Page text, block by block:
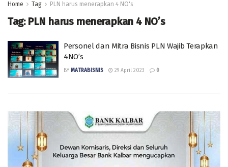
Home Tag PLN harus menerapkan 4 NO's
Tag: PLN harus menerapkan 4 NO’s
Personel dan Mitra Bisnis PLN Wajib Terapkan
4NO’s
BY MATRABISNIS 29 April 2023 0